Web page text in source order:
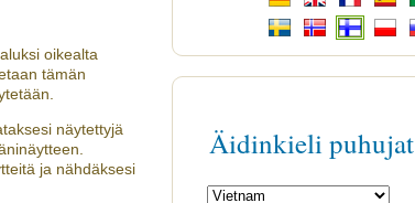
oikealta
tämän
näytettyjä
ja nähdäksesi
Äidinkieli puhujat